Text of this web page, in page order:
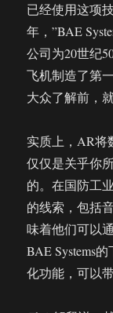
已经使用这项
年，”BAE
公司为20世纪
飞机制造了第
大众了解前，
实质上，AR将
仅仅是关乎你
的。在国防工
的线索，包括
味着他们可以
BAE Systems
化功能，可以